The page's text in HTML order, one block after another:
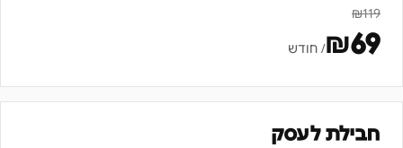
₪119
₪69 / חודש
חבילת לעסק